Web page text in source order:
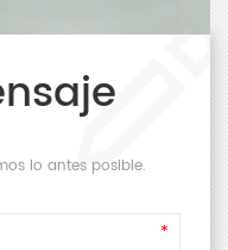
lo antes posible.